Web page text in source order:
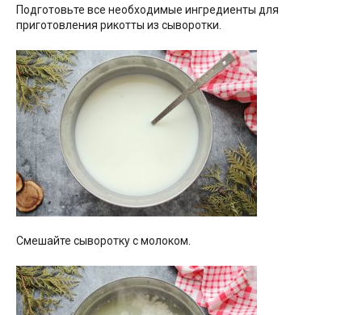
Подготовьте все необходимые ингредиенты для
приготовления рикотты из сыворотки.
Смешайте сыворотку с молоком.